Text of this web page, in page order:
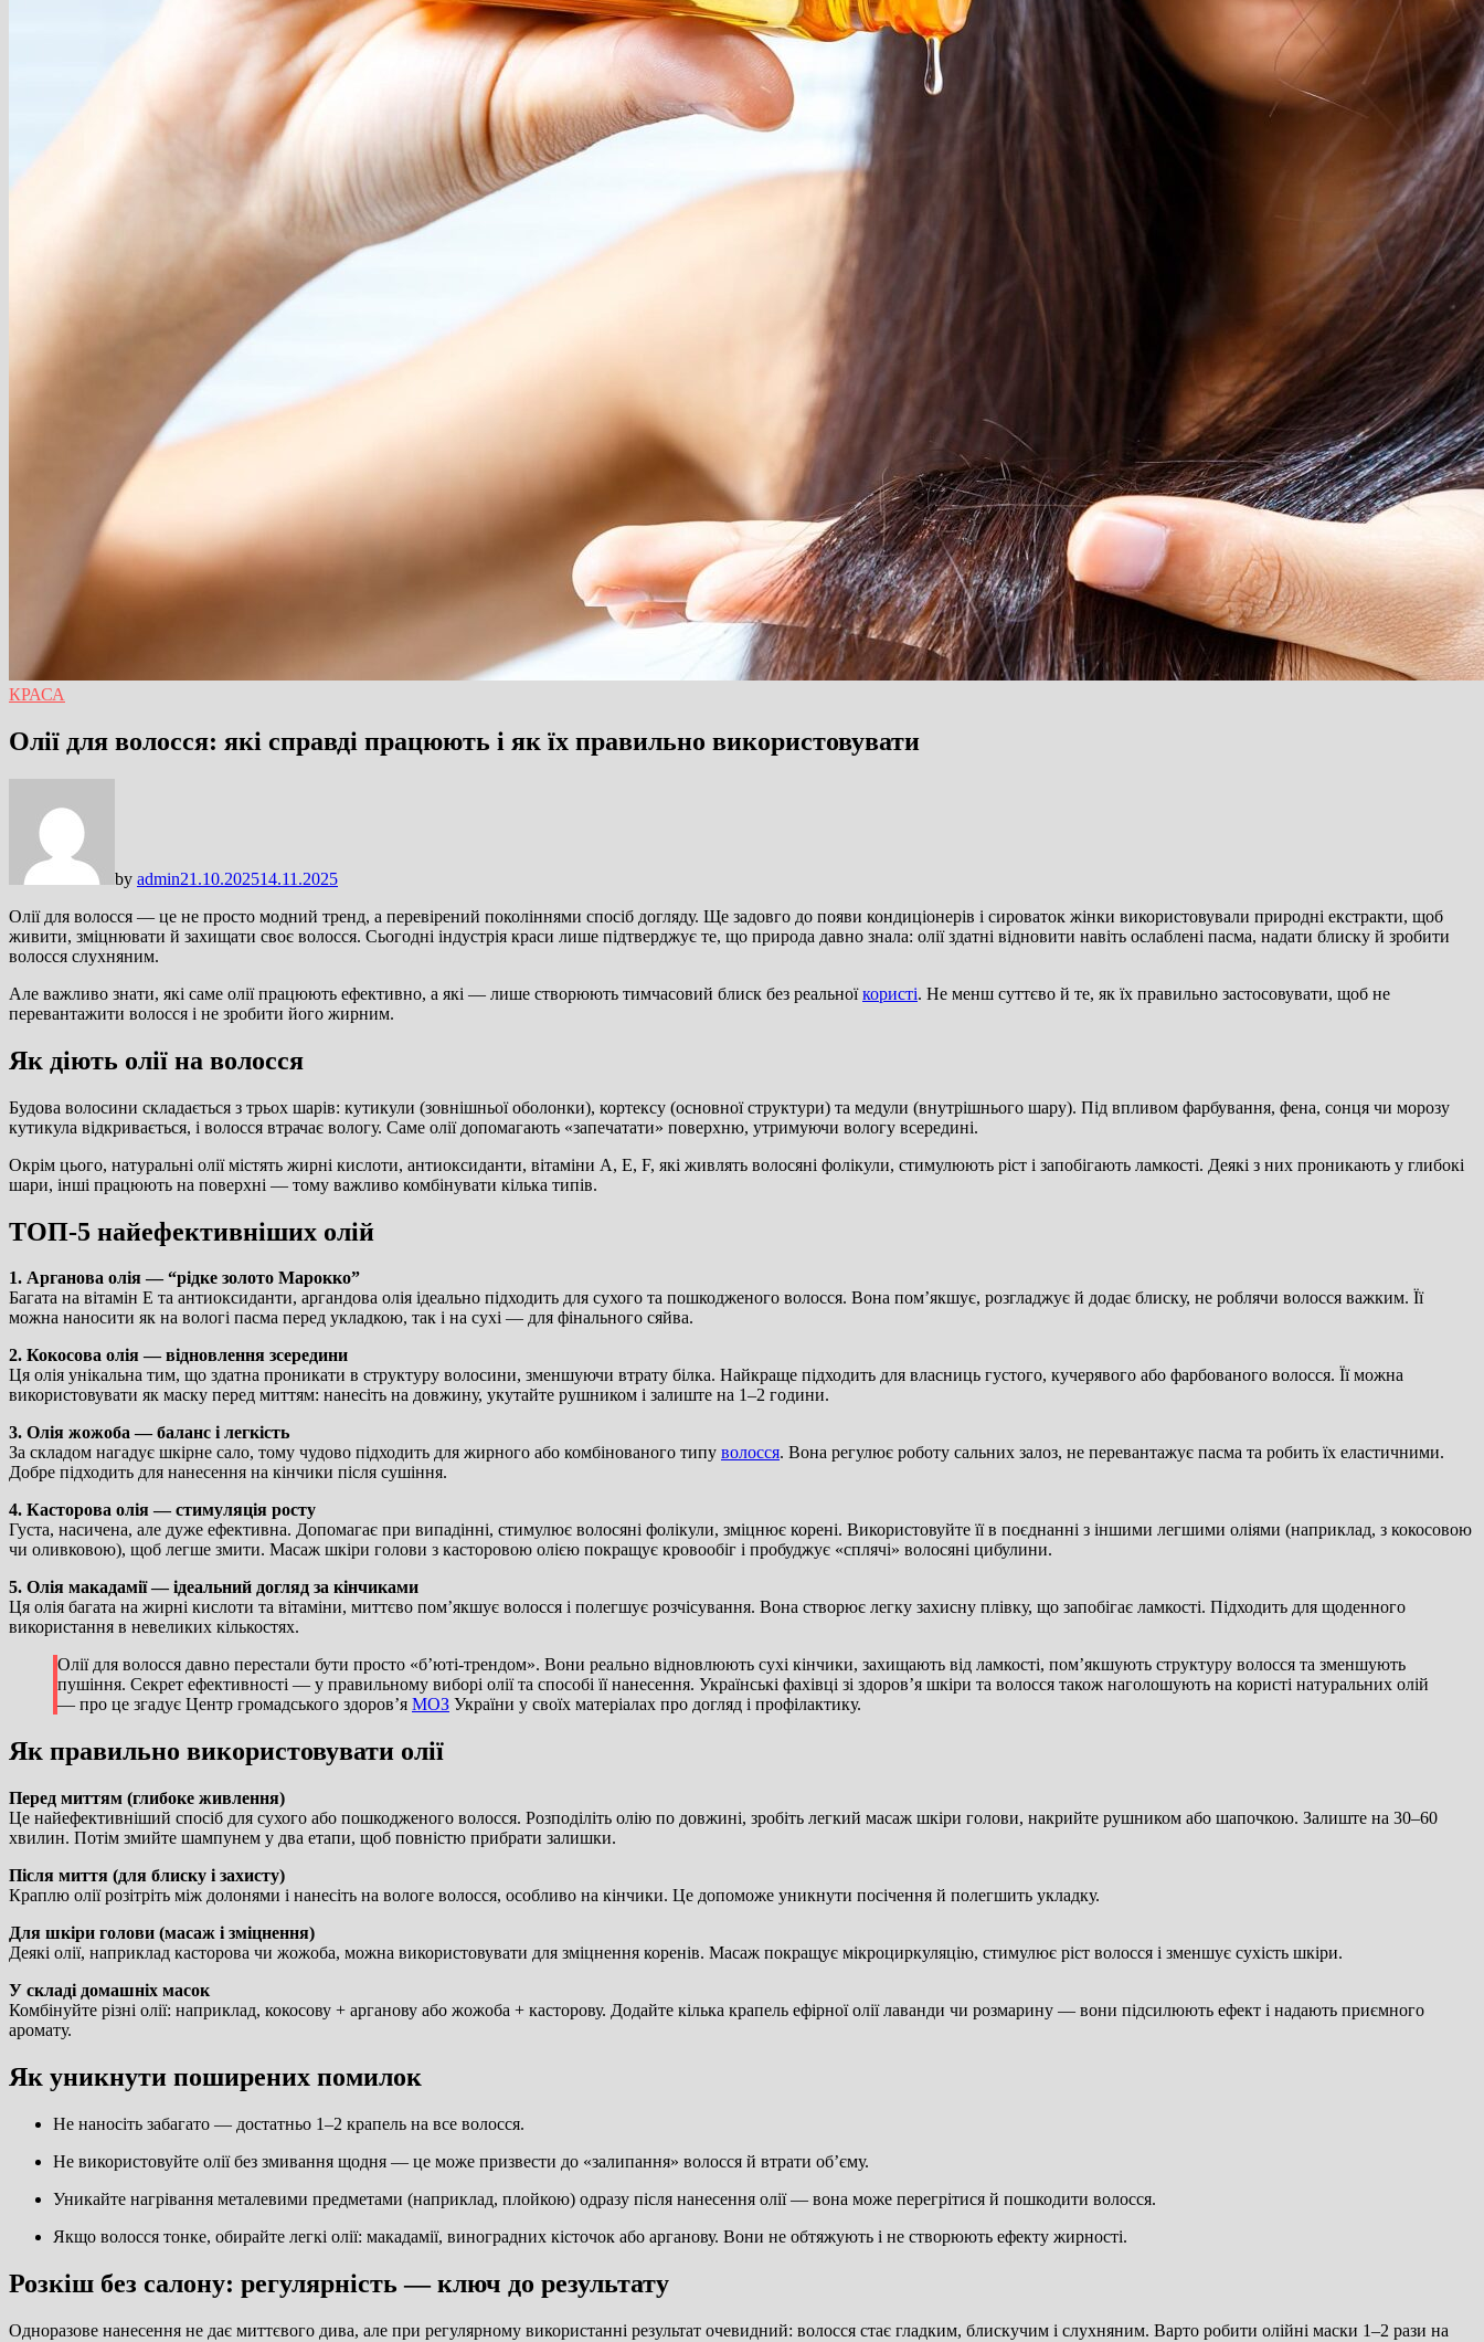
КРАСА
Олії для волосся: які справді працюють і як їх правильно використовувати
by admin21.10.202514.11.2025
Олії для волосся — це не просто модний тренд, а перевірений поколіннями спосіб догляду. Ще задовго до появи кондиціонерів і сироваток жінки використовували природні екстракти, щоб
живити, зміцнювати й захищати своє волосся. Сьогодні індустрія краси лише підтверджує те, що природа давно знала: олії здатні відновити навіть ослаблені пасма, надати блиску й зробити
волосся слухняним.
Але важливо знати, які саме олії працюють ефективно, а які — лише створюють тимчасовий блиск без реальноїкористі. Не менш суттєво й те, як їх правильно застосовувати, щоб не
перевантажити волосся і не зробити його жирним.
Як діють олії на волосся
Будова волосини складається з трьох шарів: кутикули (зовнішньої оболонки), кортексу (основної структури) та медули (внутрішнього шару). Під впливом фарбування, фена, сонця чи морозу
кутикула відкривається, і волосся втрачає вологу. Саме олії допомагають «запечатати» поверхню, утримуючи вологу всередині.
Окрім цього, натуральні олії містять жирні кислоти, антиоксиданти, вітаміни A, E, F, які живлять волосяні фолікули, стимулюють ріст і запобігають ламкості. Деякі з них проникають у глибокі
шари, інші працюють на поверхні — тому важливо комбінувати кілька типів.
ТОП-5 найефективніших олій
1. Арганова олія — “рідке золото Марокко”
Багата на вітамін E та антиоксиданти, аргандова олія ідеально підходить для сухого та пошкодженого волосся. Вона пом’якшує, розгладжує й додає блиску, не роблячи волосся важким. Її
можна наносити як на вологі пасма перед укладкою, так і на сухі — для фінального сяйва.
2. Кокосова олія — відновлення зсередини
Ця олія унікальна тим, що здатна проникати в структуру волосини, зменшуючи втрату білка. Найкраще підходить для власниць густого, кучерявого або фарбованого волосся. Її можна
використовувати як маску перед миттям: нанесіть на довжину, укутайте рушником і залиште на 1–2 години.
3. Олія жожоба — баланс і легкість
За складом нагадує шкірне сало, тому чудово підходить для жирного або комбінованого типу волосся. Вона регулює роботу сальних залоз, не перевантажує пасма та робить їх еластичними.
Добре підходить для нанесення на кінчики після сушіння.
4. Касторова олія — стимуляція росту
Густа, насичена, але дуже ефективна. Допомагає при випадінні, стимулює волосяні фолікули, зміцнює корені. Використовуйте її в поєднанні з іншими легшими оліями (наприклад, з кокосовою
чи оливковою), щоб легше змити. Масаж шкіри голови з касторовою олією покращує кровообіг і пробуджує «сплячі» волосяні цибулини.
5. Олія макадамії — ідеальний догляд за кінчиками
Ця олія багата на жирні кислоти та вітаміни, миттєво пом’якшує волосся і полегшує розчісування. Вона створює легку захисну плівку, що запобігає ламкості. Підходить для щоденного
використання в невеликих кількостях.
Олії для волосся давно перестали бути просто «б’юті-трендом». Вони реально відновлюють сухі кінчики, захищають від ламкості, пом’якшують структуру волосся та зменшують
пушіння. Секрет ефективності — у правильному виборі олії та способі її нанесення. Українські фахівці зі здоров’я шкіри та волосся також наголошують на користі натуральних олій
— про це згадує Центр громадського здоров’я МОЗ України у своїх матеріалах про догляд і профілактику.
Як правильно використовувати олії
Перед миттям (глибоке живлення)
Це найефективніший спосіб для сухого або пошкодженого волосся. Розподіліть олію по довжині, зробіть легкий масаж шкіри голови, накрийте рушником або шапочкою. Залиште на 30–60
хвилин. Потім змийте шампунем у два етапи, щоб повністю прибрати залишки.
Після миття (для блиску і захисту)
Краплю олії розітріть між долонями і нанесіть на вологе волосся, особливо на кінчики. Це допоможе уникнути посічення й полегшить укладку.
Для шкіри голови (масаж і зміцнення)
Деякі олії, наприклад касторова чи жожоба, можна використовувати для зміцнення коренів. Масаж покращує мікроциркуляцію, стимулює ріст волосся і зменшує сухість шкіри.
У складі домашніх масок
Комбінуйте різні олії: наприклад, кокосову + арганову або жожоба + касторову. Додайте кілька крапель ефірної олії лаванди чи розмарину — вони підсилюють ефект і надають приємного
аромату.
Як уникнути поширених помилок
Не наносіть забагато — достатньо 1–2 крапель на все волосся.
Не використовуйте олії без змивання щодня — це може призвести до «залипання» волосся й втрати об’єму.
Уникайте нагрівання металевими предметами (наприклад, плойкою) одразу після нанесення олії — вона може перегрітися й пошкодити волосся.
Якщо волосся тонке, обирайте легкі олії: макадамії, виноградних кісточок або арганову. Вони не обтяжують і не створюють ефекту жирності.
Розкіш без салону: регулярність — ключ до результату
Одноразове нанесення не дає миттєвого дива, але при регулярному використанні результат очевидний: волосся стає гладким, блискучим і слухняним. Варто робити олійні маски 1–2 рази на